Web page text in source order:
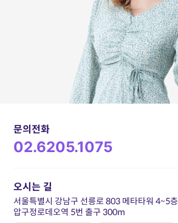
문의전화
02.6205.1075
오시는 길
서울특별시 강남구 선릉로 803 메타타워 4~5층
압구정로데오역 5번 출구 300m